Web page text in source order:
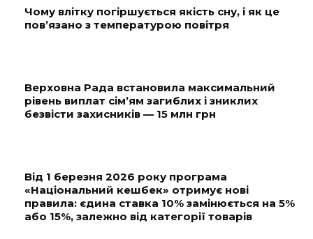
Чому влітку погіршується якість сну, і як це
пов’язано з температурою повітря
Верховна Рада встановила максимальний
рівень виплат сім’ям загиблих і зниклих
безвісти захисників — 15 млн грн
Від 1 березня 2026 року програма
«Національний кешбек» отримує нові
правила: єдина ставка 10% замінюється на 5%
або 15%, залежно від категорії товарів